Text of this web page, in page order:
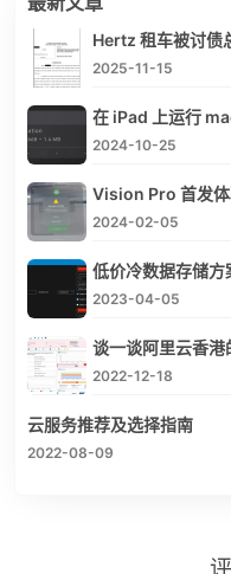
Hertz 租车被讨债
2025-11-15
在 iPad 上运行
2024-10-25
Vision Pro 首发
2024-02-05
2023-04-05
谈一谈阿里云香港
2022-12-18
云服务推荐及选择指南
2022-08-09